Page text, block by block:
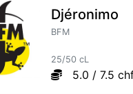
Djéronimo
BFM
25/50 cL
5.0 / 7.5